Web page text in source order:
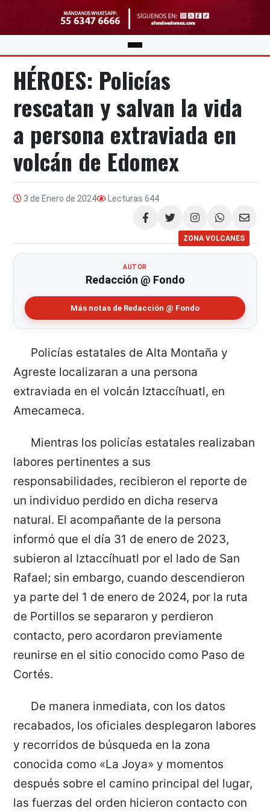
HÉROES: Policías
rescatan y salvan la vida
a persona extraviada en
volcán de Edomex
3 de Enero de 2024 Lecturas 644
Compartir
ZONA VOLCANES
AUTOR
Redacción @ Fondo
Más notas de Redacción @ Fondo
Policías estatales de Alta Montaña y
Agreste localizaran a una persona
extraviada en el volcán Iztaccíhuatl, en
Amecameca.
Mientras los policías estatales realizaban
labores pertinentes a sus
responsabilidades, recibieron el reporte de
un individuo perdido en dicha reserva
natural. El acompañante de la persona
informó que el día 31 de enero de 2023,
subieron al Iztaccíhuatl por el lado de San
Rafael; sin embargo, cuando descendieron
ya parte del 1 de enero de 2024, por la ruta
de Portillos se separaron y perdieron
contacto, pero acordaron previamente
reunirse en el sitio conocido como Paso de
Cortés.
De manera inmediata, con los datos
recabados, los oficiales desplegaron labores
y recorridos de búsqueda en la zona
conocida como «La Joya» y momentos
después sobre el camino principal del lugar,
las fuerzas del orden hicieron contacto con